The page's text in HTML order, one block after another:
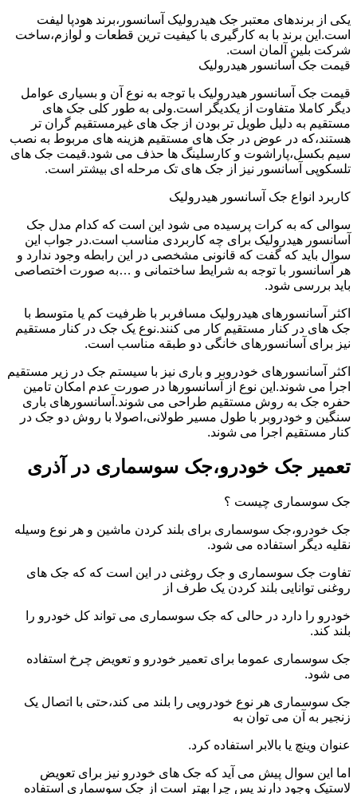
یکی از برندهای معتبر جک هیدرولیک آسانسور،برند هودپا لیفت
است.این برند با به کارگیری با کیفیت ترین قطعات و لوازم،ساخت
شرکت بلین آلمان است.
قیمت جک آسانسور هیدرولیک
قیمت جک آسانسور هیدرولیک با توجه به نوع آن و بسیاری عوامل
دیگر کاملا متفاوت از یکدیگر است.ولی به طور کلی جک های
مستقیم به دلیل طویل تر بودن از جک های غیرمستقیم گران تر
هستند،که در عوض در جک های مستقیم هزینه های مربوط به نصب
سیم بکسل،پاراشوت و کارسلینگ ها حذف می شود.قیمت جک های
تلسکوپی آسانسور نیز از جک های تک مرحله ای بیشتر است.
کاربرد انواع جک آسانسور هیدرولیک
سوالی که به کرات پرسیده می شود این است که کدام مدل جک
آسانسور هیدرولیک برای چه کاربردی مناسب است.در جواب این
سوال باید که گفت که قانونی مشخصی در این رابطه وجود ندارد و
هر آسانسور با توجه به شرایط ساختمانی و …به صورت اختصاصی
باید بررسی شود.
اکثر آسانسورهای هیدرولیک مسافربر با ظرفیت کم یا متوسط با
جک های در کنار مستقیم کار می کنند.نوع یک جک در کنار مستقیم
نیز برای آسانسورهای خانگی دو طبقه مناسب است.
اکثر آسانسورهای خودروبر و باری نیز با سیستم جک در زیر مستقیم
اجرا می شوند.این نوع از آسانسورها در صورت عدم امکان تامین
حفره جک به روش مستقیم طراحی می شوند.آسانسورهای باری
سنگین و خودروبر با طول مسیر طولانی،اصولا با روش دو جک در
کنار مستقیم اجرا می شوند.
تعمیر جک خودرو،جک سوسماری در آذری
جک سوسماری چیست ؟
جک خودرو،جک سوسماری برای بلند کردن ماشین و هر نوع وسیله
نقلیه دیگر استفاده می شود.
تفاوت جک سوسماری و جک روغنی در این است که که جک های
روغنی توانایی بلند کردن یک طرف از
خودرو را دارد در حالی که جک سوسماری می تواند کل خودرو را
بلند کند.
جک سوسماری عموما برای تعمیر خودرو و تعویض چرخ استفاده
می شود.
جک سوسماری هر نوع خودرویی را بلند می کند،حتی با اتصال یک
زنجیر به آن می توان به
عنوان وینچ یا بالابر استفاده کرد.
اما این سوال پیش می آید که جک های خودرو نیز برای تعویض
لاستیک وجود دارند پس چرا بهتر است از جک سوسماری استفاده